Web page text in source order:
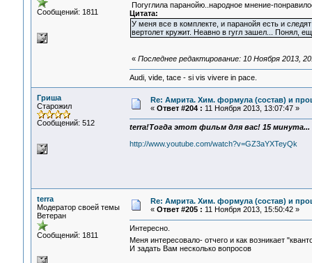
Сообщений: 1811
Погуглила паранойю..народное мнение-
Цитата:
У меня все в комплекте, и паранойя есть и
вертолет кружит. Неавно в гугл зашел... Понял,
« Последнее редактирование: 10 Ноября 2013,
Audi, vide, tace - si vis vivere in pace.
Гриша
Старожил
Сообщений: 512
Re: Амрита. Хим. формула (состав) и
« Ответ #204 : 11 Ноября 2013, 13:07:47 »
terra!Тогда этот фильм для вас! 15 минута...
http://www.youtube.com/watch?v=GZ3aYXTeyQk
terra
Модератор своей темы
Ветеран
Сообщений: 1811
Re: Амрита. Хим. формула (состав) и
« Ответ #205 : 11 Ноября 2013, 15:50:42 »
Интересно.
Меня интересовало- отчего и как возникает
И задать Вам несколько вопросов